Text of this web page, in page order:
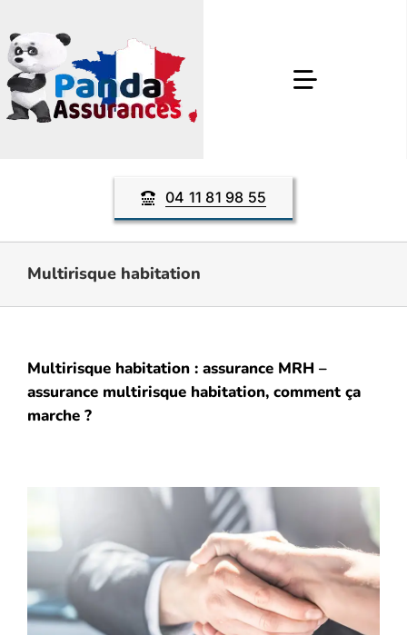
au
contenu
Toggle
Assurance moto
Assurance habitation
Autres Produits
04 11 81 98 55
Multirisque habitation
Multirisque habitation : assurance MRH –
assurance multirisque habitation, comment ça
marche ?